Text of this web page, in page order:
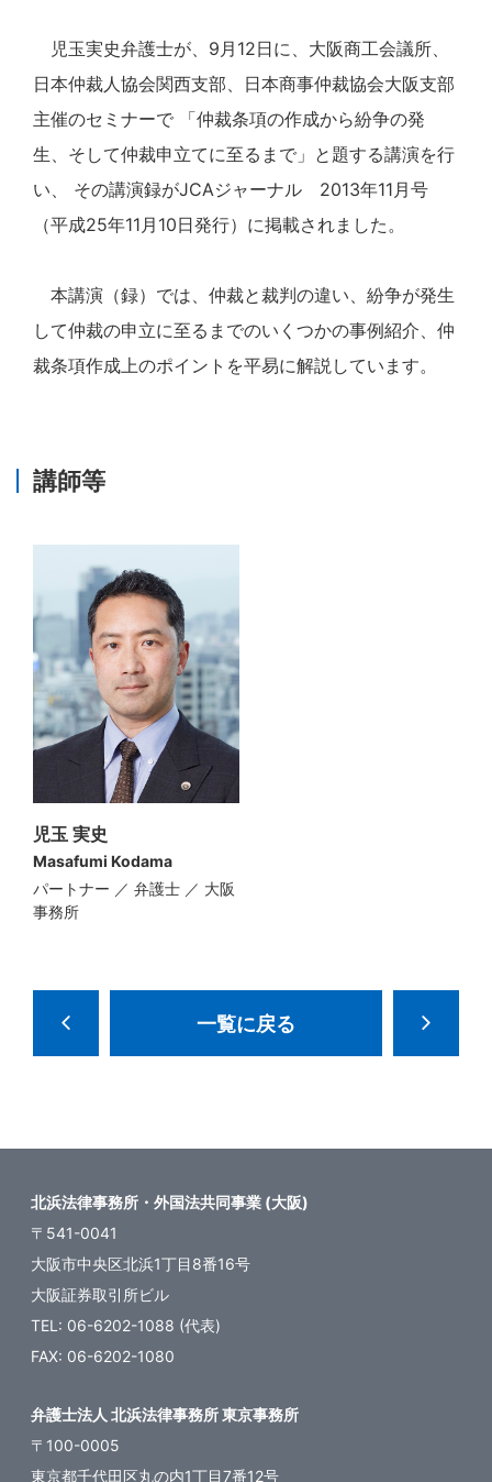
児玉実史弁護士が、9月12日に、大阪商工会議所、
日本仲裁人協会関西支部、日本商事仲裁協会大阪支部
主催のセミナーで 「仲裁条項の作成から紛争の発
生、そして仲裁申立てに至るまで」と題する講演を行
い、 その講演録がJCAジャーナル 2013年11月号
（平成25年11月10日発行）に掲載されました。
本講演（録）では、仲裁と裁判の違い、紛争が発生
して仲裁の申立に至るまでのいくつかの事例紹介、仲
裁条項作成上のポイントを平易に解説しています。
講師等
児玉 実史
Masafumi Kodama
パートナー ／ 弁護士 ／ 大阪
事務所
一覧に戻る
北浜法律事務所・外国法共同事業 (大阪)
〒541-0041
大阪市中央区北浜1丁目8番16号
大阪証券取引所ビル
TEL: 06-6202-1088 (代表)
FAX: 06-6202-1080
弁護士法人 北浜法律事務所 東京事務所
〒100-0005
東京都千代田区丸の内1丁目7番12号